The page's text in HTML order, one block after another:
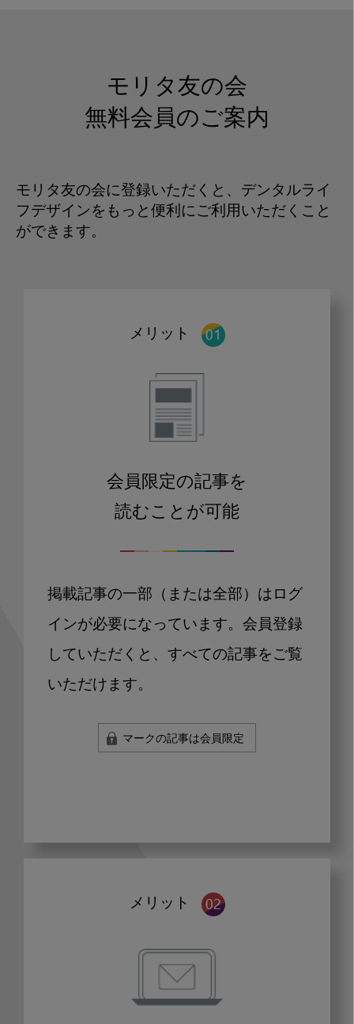
モリタ友の会
無料会員のご案内
モリタ友の会に登録いただくと、デンタルライ
フデザインをもっと便利にご利用いただくこと
ができます。
メリット
会員限定の記事を
読むことが可能
掲載記事の一部（または全部）はログ
インが必要になっています。会員登録
していただくと、すべての記事をご覧
いただけます。
マークの記事は会員限定
メリット